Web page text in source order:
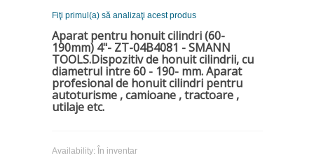
Fiţi primul(a) să analizaţi acest produs
Aparat pentru honuit cilindri (60-
190mm) 4"- ZT-04B4081 - SMANN
TOOLS.Dispozitiv de honuit cilindrii, cu
diametrul intre 60 - 190- mm.Aparat
profesional de honuit cilindri pentru
autoturisme , camioane , tractoare ,
utilaje etc.
Availability: În inventar